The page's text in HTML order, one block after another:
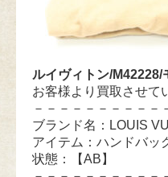
ルイヴィトン/
お客様より買取させて
－－－－－－－－－－
ブランド名：LOUIS
アイテム：ハンドバッ
状態：【AB】